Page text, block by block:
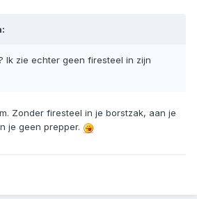
Ik zie echter geen firesteel in zijn
Zonder firesteel in je borstzak, aan je
je geen prepper.